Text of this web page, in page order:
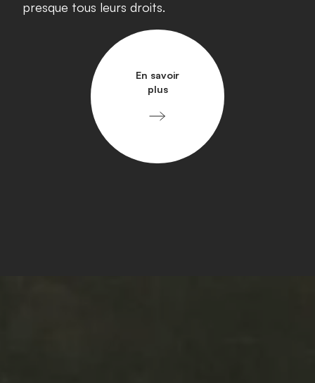
presque tous leurs droits.
En savoir
plus